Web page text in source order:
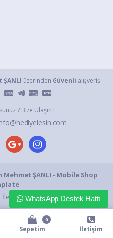
üzerinden Güvenli alışveriş
? Bize Ulaşın !
ŞANLI - Mobile Shop
İletişim Formu
Sepetim
0
İletişim
WhatsApp Destek Hattı